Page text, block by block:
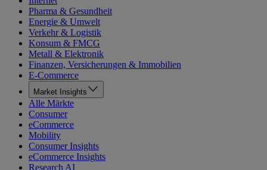
Pharma & Gesundheit
Energie & Umwelt
Verkehr & Logistik
Konsum & FMCG
Metall & Elektronik
Finanzen, Versicherungen & Immobilien
E-Commerce
Market Insights
Alle Märkte
Consumer
eCommerce
Mobility
Consumer Insights
eCommerce Insights
Research AI